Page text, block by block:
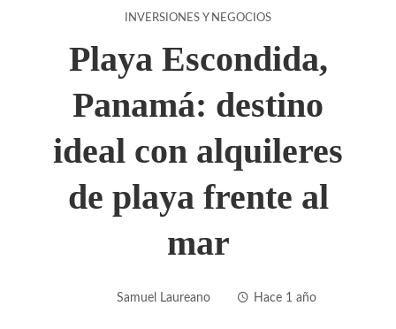
INVERSIONES Y NEGOCIOS
Playa Escondida,
Panamá: destino
ideal con alquileres
de playa frente al
mar
Samuel Laureano Hace 1 año